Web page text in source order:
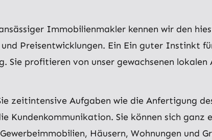
Immobilienmakler kennen wir den
Preisentwicklungen. Ein Ein guter Instinkt
Sie profitieren von unser gewachsenen
zeitintensive Aufgaben wie die Anfertigung
Kundenkommunikation. Sie können sich ganz
Häusern, Wohnungen und